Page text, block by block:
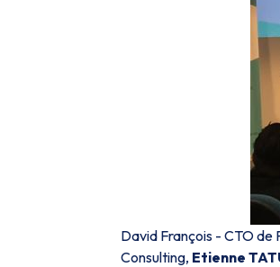
David François - CTO de
Consulting, Etienne